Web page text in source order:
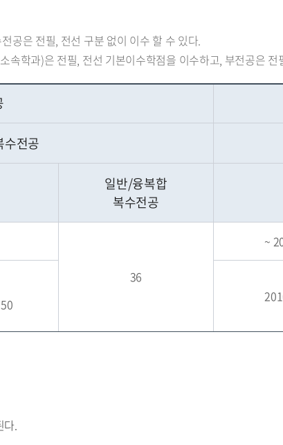
공은 전필, 전선 구분 없이 이수 할 수 있다.
학과)은 전필, 전선 기본이수학점을 이수하고, 부전공은
수전공
일반/융복합
복수전공
36
~
다.